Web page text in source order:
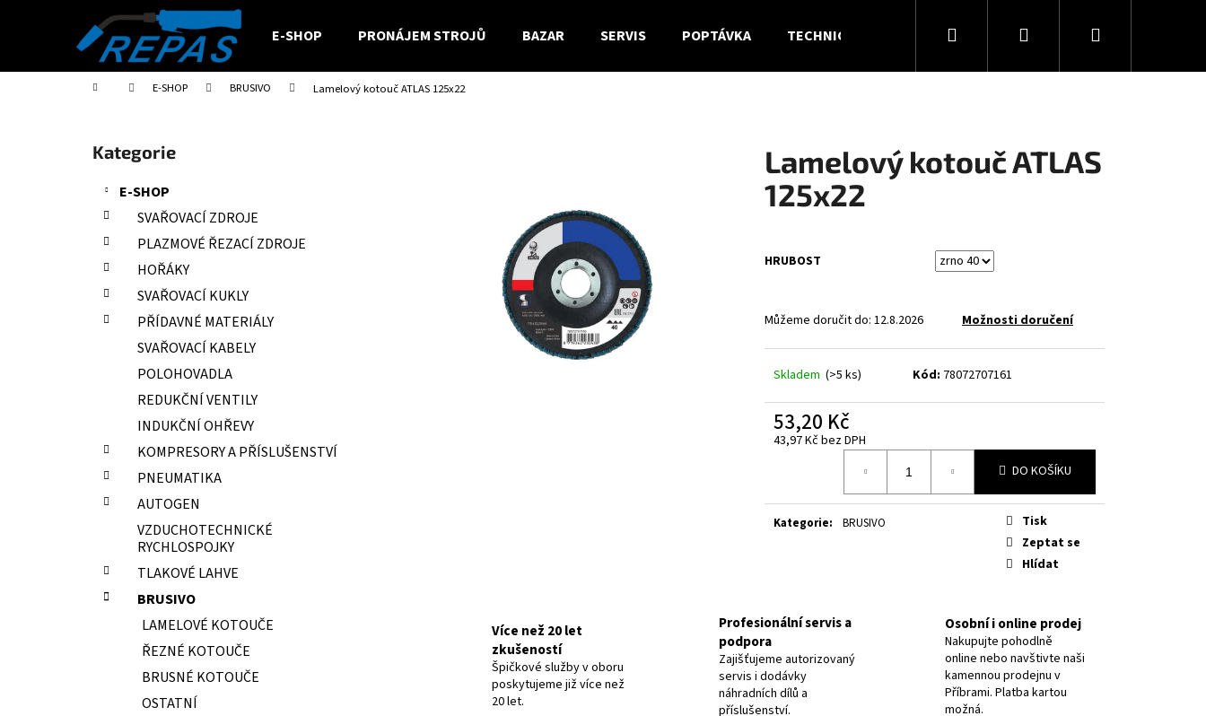
E-SHOP PRONÁJEM STROJŮ BAZAR SERVIS POPTÁVKA TECHNICKÉ PLYNY KONTAKTY
Hledat PřihlášeníNákupní
Domů E-SHOP BRUSIVO Lamelový kotouč ATLAS 125x22
Přeskočit
kategorie
Kategorie
E-SHOP
SVAŘOVACÍ ZDROJE
PLAZMOVÉ ŘEZACÍ ZDROJE
HOŘÁKY
SVAŘOVACÍ KUKLY
PŘÍDAVNÉ MATERIÁLY
SVAŘOVACÍ KABELY
POLOHOVADLA
REDUKČNÍ VENTILY
INDUKČNÍ OHŘEVY
KOMPRESORY A PŘÍSLUŠENSTVÍ
PNEUMATIKA
AUTOGEN
VZDUCHOTECHNICKÉ
RYCHLOSPOJKY
TLAKOVÉ LAHVE
BRUSIVO
LAMELOVÉ KOTOUČE
ŘEZNÉ KOTOUČE
BRUSNÉ KOTOUČE
OSTATNÍ
Lamelový kotouč ATLAS
125x22
HRUBOST
Můžeme doručit do: 12.8.2026 Možnosti doručení
Skladem (>5 ks) Kód: 78072707161
53,20 Kč
43,97 Kč bez DPH
DO KOŠÍKU
Kategorie: BRUSIVO
Tisk
Zeptat se
Hlídat
Více než 20 let
zkušeností
Špičkové služby v oboru
poskytujeme již více než
20 let.
Profesionální servis a
podpora
Zajišťujeme autorizovaný
servis i dodávky
náhradních dílů a
příslušenství.
Osobní i online prodej
Nakupujte pohodlně
online nebo navštivte naši
kamennou prodejnu v
Příbrami. Platba kartou
možná.
í
Zpět
do
Zpět
do
Co potřebujete najít?
Doporučujeme
ELEKTRODY OK-67.70 PR.2,0 NEREZ
15,70 Kč
ELEKTRODY OK-92.58 PR.2,5/ OK NIFE-CL-A